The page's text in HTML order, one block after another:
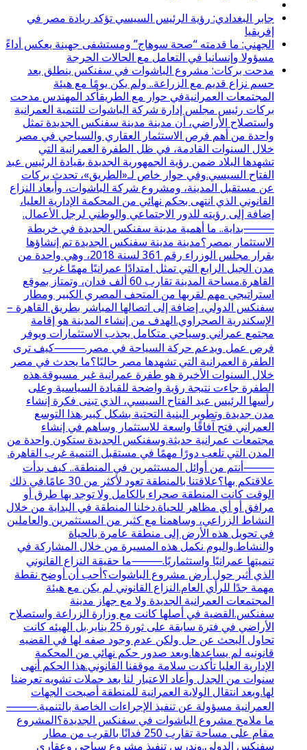
جابر البغدادي: رؤية الرئيس السيسي تؤكد ريادة مصر في
إفريقيا
الجهني: ما قدمته “صحة سوهاج” ومستشفى جهينة يعكس أداءً
مسؤولا وإنسانيا في التعامل مع الحالات الحرجة
مدحت بركات: مشروع الباشوات في سفنكس ينطلق بعد
حسم نزاع قديم مع الزراعة.. ولم يكن يومًا مع هيئة
المجتمعات العمرانيةفي حوار مع الطريقأكد المهندس مدحت
بركات رئيس مجلس إدارة شركة الباشوات للتنمية العمرانية
واستصلاح الأراضي، أن مدينة مدينة سفنكس الجديدة تمثل
واحدة من أهم فرص الاستثمار العقاري والسياحي في مصر
خلال السنوات القادمة، في ظل الطفرة العمرانية التي
تشهدها البلاد ضمن رؤية الجمهورية الجديدة بقيادة الرئيس عبد
الفتاح السيسي.وفي حوار خاص لـ«الطريق»، تحدث بركات
عن مستقبل المدينة، ومشروع شركة الباشوات، وأبعاد النزاع
القانوني الذي انتهى بحكم نهائي من المحكمة الإدارية العليا،
إضافة إلى رؤيته للدور الاجتماعي والوطني لرجل الأعمال.
⸻بداية.. ما أهمية مدينة سفنكس الجديدة في خريطة
الاستثمار بمصر؟مدينة مدينة سفنكس الجديدة تم إنشاؤها
بقرار مجلس الوزراء رقم 361 لسنة 2018، وهي واحدة من
مدن الجيل الرابع التي تمثل امتدادًا عمرانيًا مهمًا غرب
القاهرة.مساحة المدينة تقارب 60 ألف فدان، وتمتاز بموقع
استراتيجي مهم لقربها من المتحف المصري الكبير ومطار
سفنكس الدولي، إضافة إلى اتصالها المباشر بطريق القاهرة –
الإسكندرية الصحراوي.الهدف من إنشاء المدينة هو إقامة
مجتمع عمراني وسياحي متكامل يجذب الاستثمارات ويوفر
فرص عمل ويدعم حركة السياحة في مصر.⸻كيف ترى
الطفرة العمرانية التي تشهدها مصر حاليًا؟ما يحدث في مصر
خلال السنوات الأخيرة هو طفرة عمرانية غير مسبوقة.هذه
الطفرة جاءت نتيجة رؤية واضحة للقيادة السياسية وعلى
رأسها الرئيس عبد الفتاح السيسي، الذي تبنى فكرة إنشاء
مدن جديدة وتطوير البنية التحتية بشكل كبير.هذا التوسع
العمراني فتح آفاقًا واسعة للاستثمار وساهم في إنشاء
مجتمعات عمرانية حديثة.وسفنكس الجديدة ستكون واحدة من
المدن التي تلعب دورًا مهمًا في مستقبل التنمية غرب القاهرة.
⸻أنتم من أوائل المستثمرين في المنطقة.. كيف بدأت
علاقتكم بها؟علاقتنا بالمنطقة تعود لأكثر من 30 عامًا.في ذلك
الوقت كانت المنطقة صحراء بالكامل ولا توجد بها طرق أو
مرافق أو أي مظاهر للحياة.دخلنا المنطقة في البداية من خلال
النشاط الزراعي، وساهمنا مع كثير من المستثمرين والعاملين
في تحويل هذه الأرض إلى منطقة عامرة بالحياة
والنشاط.واليوم نكمل هذه المسيرة من خلال المشاركة في
تنميتها عمرانيًا واستثماريًا.⸻ما حقيقة النزاع القانوني
الذي أثير حول أرض مشروع الباشوات؟أحب أن أوضح نقطة
مهمة جدًا للرأي العام.النزاع القانوني لم يكن مع هيئة
المجتمعات العمرانية الجديدة ولا مع جهاز مدينة
سفنكس.القضية في أصلها كانت مع وزارة الزراعة واستصلاح
الأراضي في فترة سابقة على ثورة 25 يناير.بل الهيئه كانت
تحاول البحث عن حل ولكن عدم وجود صفه لها في القضيه
قانونيه لم يساعدها.وبعد صدور حكم نهائي من المحكمة
الإدارية العليا تأكدت سلامة موقفنا القانوني.هذا الحكم أنهى
سنوات من الجدل وأعاد الاعتبار لنا بعد حملات تشويه تعرضنا
لها.وبعد انتقال الولاية العمرانية للمنطقة أصبحت الجهات
العمرانية مسؤولة عن تنفيذ الإجراءات الخاصة بالتنمية.⸻
ما ملامح مشروع الباشوات في سفنكس الجديدة؟المشروع
مقام على مساحة تقارب 250 فدانًا بالقرب من مطار
سفنكس الدولي.وندرس تنفيذ مشروع سياحي وعقاري